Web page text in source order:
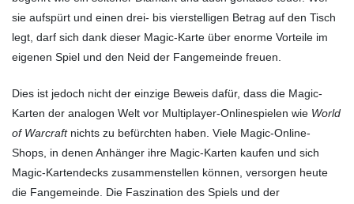
sie aufspürt und einen drei- bis vierstelligen Betrag auf den Tisch
legt, darf sich dank dieser Magic-Karte über enorme Vorteile im
eigenen Spiel und den Neid der Fangemeinde freuen.
Dies ist jedoch nicht der einzige Beweis dafür, dass die Magic-
Karten der analogen Welt vor Multiplayer-Onlinespielen wie World
of Warcraftnichts zu befürchten haben. Viele Magic-Online-
Shops, in denen Anhänger ihre Magic-Karten kaufen und sich
Magic-Kartendecks zusammenstellen können, versorgen heute
die Fangemeinde. Die Faszination des Spiels und der